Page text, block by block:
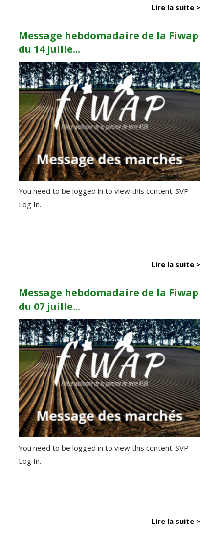
Lire la suite >
Message hebdomadaire de la Fiwap
du 14 juille...
You need to be logged in to view this content. SVP
Log In.
Lire la suite >
Message hebdomadaire de la Fiwap
du 07 juille...
You need to be logged in to view this content. SVP
Log In.
Lire la suite >